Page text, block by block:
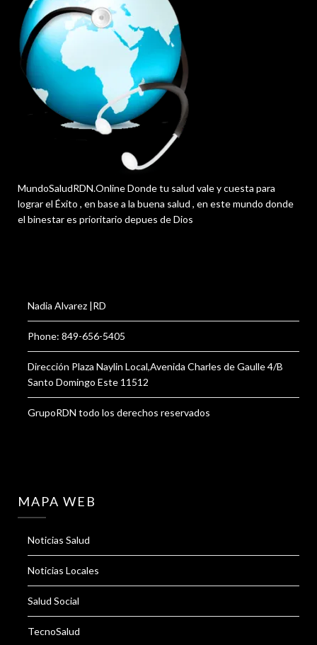
MundoSaludRDN.Online Donde tu salud vale y cuesta para
lograr el Éxito , en base a la buena salud , en este mundo donde
el binestar es prioritario depues de Dios
Nadia Alvarez |RD
Phone: 849-656-5405
Dirección Plaza Naylin Local,Avenida Charles de Gaulle 4/B
Santo Domingo Este 11512
GrupoRDN todo los derechos reservados
MAPA WEB
Noticias Salud
Noticias Locales
Salud Social
TecnoSalud